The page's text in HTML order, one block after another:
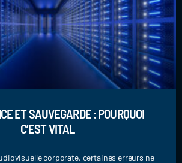
ET SAUVEGARDE : POURQUOI
C’EST VITAL
corporate, certaines erreurs ne